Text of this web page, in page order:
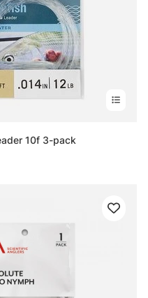
10f 3-pack